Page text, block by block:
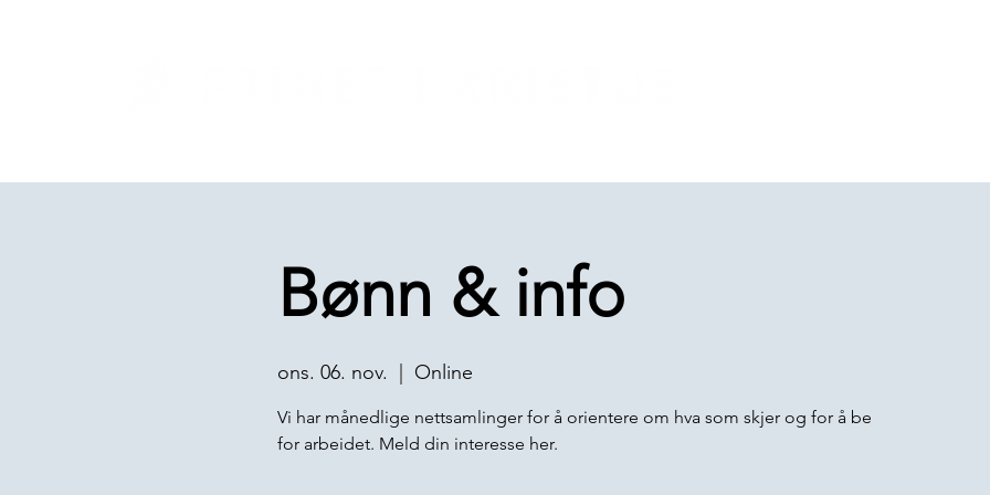
Bønn & info
ons. 06. nov. Online
Vi har månedlige nettsamlinger for å orientere om hva som skjer og for å be
for arbeidet. Meld din interesse her.